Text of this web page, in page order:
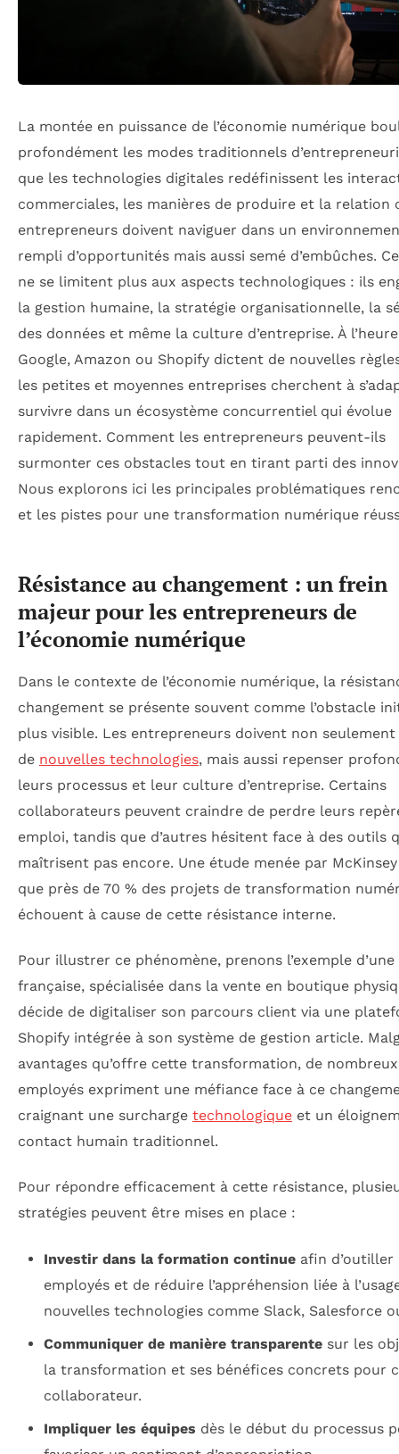
La montée en puissance de l’économie numérique
profondément les modes traditionnels
que les technologies digitales redéfinissent les
commerciales, les manières de produire et la relation
entrepreneurs doivent naviguer dans un
rempli d’opportunités mais aussi semé d’embûches.
ne se limitent plus aux aspects technologiques : ils
la gestion humaine, la stratégie organisationnelle, la
des données et même la culture d’entreprise. À
Google, Amazon ou Shopify dictent de nouvelles
les petites et moyennes entreprises cherchent à
survivre dans un écosystème concurrentiel qui évolue
rapidement. Comment les entrepreneurs peuvent-ils
surmonter ces obstacles tout en tirant parti des
Nous explorons ici les principales problématiques
et les pistes pour une transformation numérique
Résistance au changement : un frein
majeur pour les entrepreneurs de
l’économie numérique
Dans le contexte de l’économie numérique, la
changement se présente souvent comme l’obstacle
plus visible. Les entrepreneurs doivent non
de nouvelles technologies, mais aussi repenser
leurs processus et leur culture d’entreprise. Certains
collaborateurs peuvent craindre de perdre leurs
emploi, tandis que d’autres hésitent face à des outils
maîtrisent pas encore. Une étude menée par
que près de 70 % des projets de transformation
échouent à cause de cette résistance interne.
Pour illustrer ce phénomène, prenons l’exemple d’une
française, spécialisée dans la vente en boutique
décide de digitaliser son parcours client via une
Shopify intégrée à son système de gestion article.
avantages qu’offre cette transformation, de nombreux
employés expriment une méfiance face à ce
craignant une surcharge technologique et un
contact humain traditionnel.
Pour répondre efficacement à cette résistance,
stratégies peuvent être mises en place :
Investir dans la formation continueafin d’outiller
employés et de réduire l’appréhension liée à
nouvelles technologies comme Slack, Salesforce
Communiquer de manière transparentesur les
la transformation et ses bénéfices concrets pour
collaborateur.
Impliquer les équipes dès le début du processus